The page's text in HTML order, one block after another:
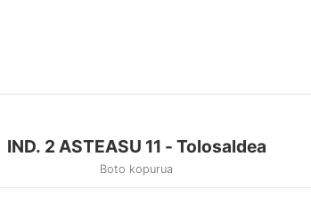
IND. 2 ASTEASU 11 - Tolosaldea
Boto kopurua